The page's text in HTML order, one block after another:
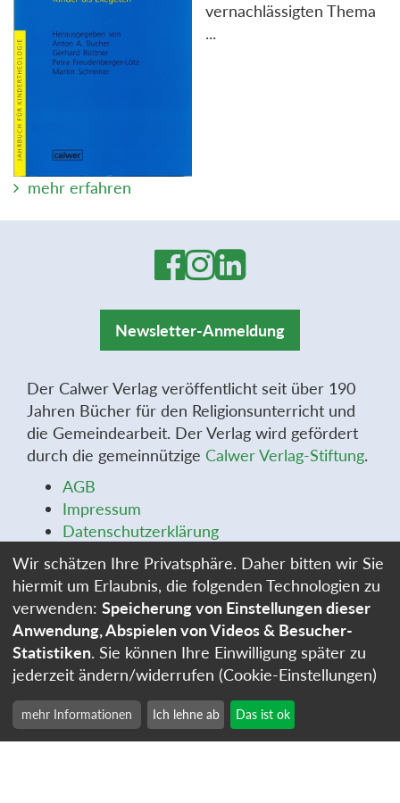
vernachlässigten Thema
...
mehr erfahren
Newsletter-Anmeldung
Der Calwer Verlag veröffentlicht seit über 190
Jahren Bücher für den Religionsunterricht und
die Gemeindearbeit. Der Verlag wird gefördert
durch die gemeinnützige Calwer Verlag-Stiftung.
AGB
Impressum
Datenschutzerklärung
Widerrufsbelehrung
Widerrufsformular
Stellenangebote
Cookie-Einstellungen
Wir schätzen Ihre Privatsphäre. Daher bitten wir Sie
hiermit um Erlaubnis, die folgenden Technologien zu
verwenden: Speicherung von Einstellungen dieser
Anwendung, Abspielen von Videos & Besucher-
Statistiken. Sie können Ihre Einwilligung später zu
jederzeit ändern/widerrufen (Cookie-Einstellungen)
mehr Informationen Ich lehne ab Das ist ok